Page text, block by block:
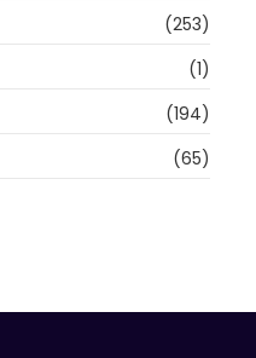
(253)
(1)
(194)
(65)